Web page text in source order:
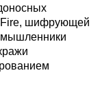
шифрующей